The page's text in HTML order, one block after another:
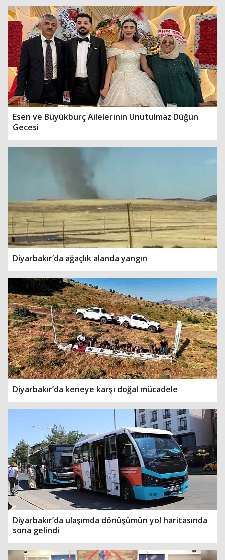
Esen ve Büyükburç Ailelerinin Unutulmaz Düğün
Gecesi
Diyarbakır’da ağaçlık alanda yangın
Diyarbakır’da keneye karşı doğal mücadele
Diyarbakır’da ulaşımda dönüşümün yol haritasında
sona gelindi